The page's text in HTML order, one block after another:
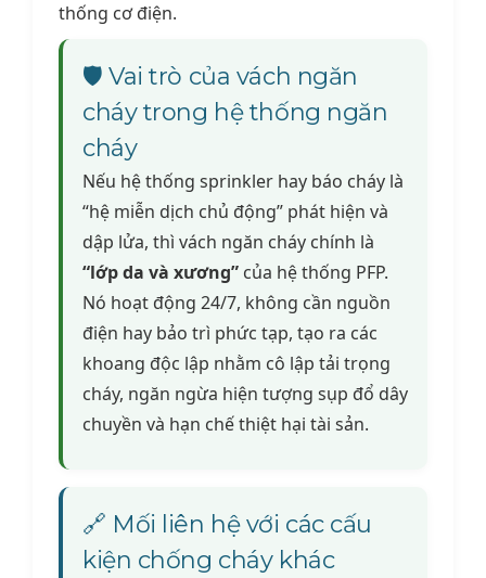
thống cơ điện.
🛡️ Vai trò của vách ngăn
cháy trong hệ thống ngăn
cháy
Nếu hệ thống sprinkler hay báo cháy là
“hệ miễn dịch chủ động” phát hiện và
dập lửa, thì vách ngăn cháy chính là
“lớp da và xương” của hệ thống PFP.
Nó hoạt động 24/7, không cần nguồn
điện hay bảo trì phức tạp, tạo ra các
khoang độc lập nhằm cô lập tải trọng
cháy, ngăn ngừa hiện tượng sụp đổ dây
chuyền và hạn chế thiệt hại tài sản.
🔗 Mối liên hệ với các cấu
kiện chống cháy khác